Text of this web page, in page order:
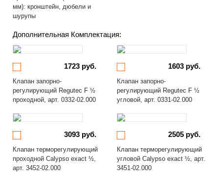
мм): кронштейн, дюбели и
шурупы
Дополнительная Комплектация:
1723 руб.
Клапан запорно-
регулирующий Regutec F ½
проходной, арт. 0332-02.000
1603 руб.
Клапан запорно-
регулирующий Regutec F ½
угловой, арт. 0331-02.000
3093 руб.
Клапан терморегулирующий
проходной Calypso exact ½,
арт. 3452-02.000
2505 руб.
Клапан терморегулирующий
угловой Calypso exact ½, арт.
3451-02.000